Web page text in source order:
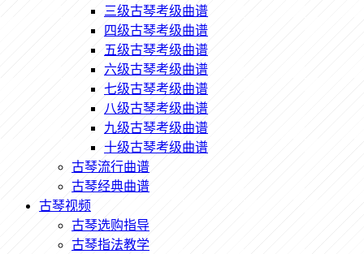
三级古琴考级曲谱
四级古琴考级曲谱
五级古琴考级曲谱
六级古琴考级曲谱
七级古琴考级曲谱
八级古琴考级曲谱
九级古琴考级曲谱
十级古琴考级曲谱
古琴流行曲谱
古琴经典曲谱
古琴视频
古琴选购指导
古琴指法教学